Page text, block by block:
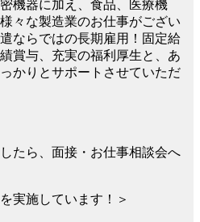
機器に加え、食品、医療機
々な製造業のお仕事がござい
ならではの長期雇用！固定給
賞与、充実の福利厚生と、あ
かりとサポートさせていただ
たら、面接・お仕事相談会へ
実施しています！＞